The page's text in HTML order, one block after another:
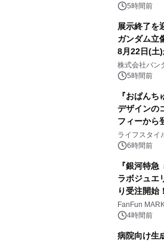
5時間前
展示終了を
ガンダム立
8月22日(土
像『
BEYOND
株式会社バン
5時間前
『おぱんち
デザインの
フィーから
い、ポップ
ン。
ライフスタイ
6時間前
『銀河特
ラボジュエ
り受注開始！
FanFun
4時間前
病院向け生